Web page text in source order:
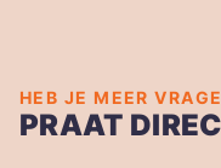
HEB JE MEER
PRAAT